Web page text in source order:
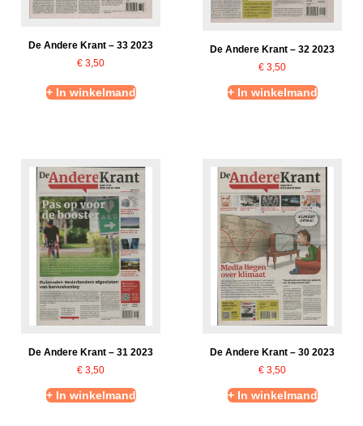
De Andere Krant – 33 2023
€ 3,50
+ In winkelmand
De Andere Krant – 32 2023
€ 3,50
+ In winkelmand
De Andere Krant – 31 2023
€ 3,50
+ In winkelmand
De Andere Krant – 30 2023
€ 3,50
+ In winkelmand